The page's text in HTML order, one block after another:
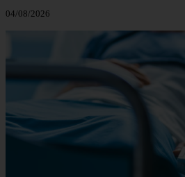
04/08/2026